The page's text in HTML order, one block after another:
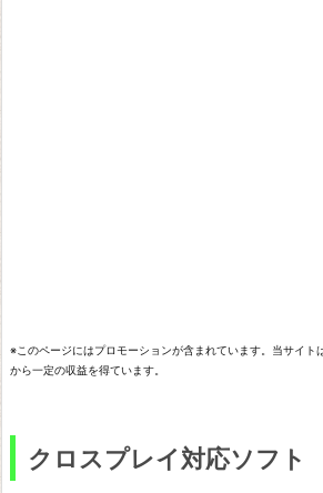
ー
ウ
※このページにはプロモーションが含まれています。当サイト
から一定の収益を得ています。
クロスプレイ対応ソフト